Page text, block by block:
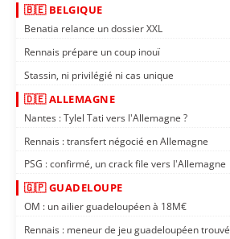
🇧🇪 BELGIQUE
Benatia relance un dossier XXL
Rennais prépare un coup inouï
Stassin, ni privilégié ni cas unique
🇩🇪 ALLEMAGNE
Nantes : Tylel Tati vers l'Allemagne ?
Rennais : transfert négocié en Allemagne
PSG : confirmé, un crack file vers l'Allemagne
🇬🇵 GUADELOUPE
OM : un ailier guadeloupéen à 18M€
Rennais : meneur de jeu guadeloupéen trouvé